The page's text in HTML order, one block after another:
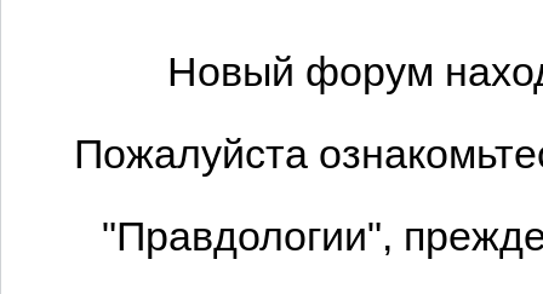
Новый форум
Пожалуйста
"Правдологии",